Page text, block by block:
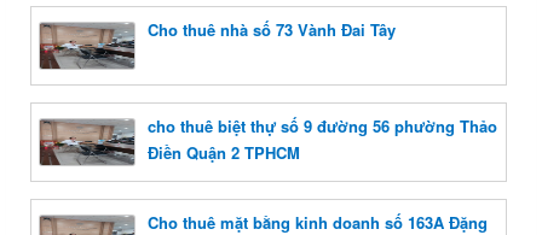
Cho thuê nhà số 73 Vành Đai Tây
cho thuê biệt thự số 9 đường 56 phường Thảo
Điền Quận 2 TPHCM
Cho thuê mặt bằng kinh doanh số 163A Đặng